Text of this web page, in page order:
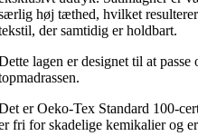
høj tæthed, hvilket
der samtidig er holdbart.
lagen er designet til at passe
er Oeko-Tex Standard 100-
fri for skadelige kemikalier og